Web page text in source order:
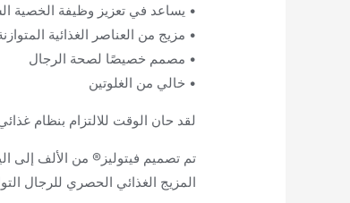
• يساعد في تعزيز وظيفة الخصية
• مزيج من العناصر الغذائية
• مصمم خصيصًا لصحة الرجال
• خالي من الغلوتين
لقد حان الوقت للالتزام بنظام
تم تصميم فيتوليز® من الألف إلى
المزيج الغذائي الحصري للرجال